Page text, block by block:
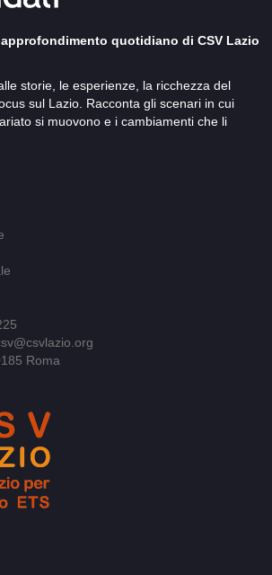
quotidiano di CSV Lazio
storie, le esperienze, la ricchezza del
sul Lazio. Racconta gli scenari in cui
si muovono e i cambiamenti che li
Roma